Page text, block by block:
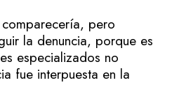
pero
la denuncia, porque es
especializados no
fue interpuesta en la